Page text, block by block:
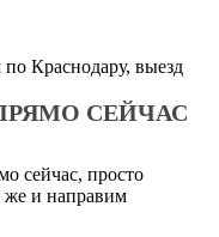
СЕЙЧАС
сейчас, просто
же и направим